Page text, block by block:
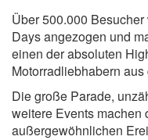
Über 500.000
Days angezogen und
einen der absoluten
Motorradliebhabern
Die große Parade,
weitere Events
außergewöhnlichen